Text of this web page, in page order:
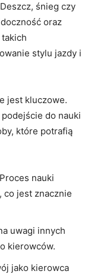
Deszcz, śnieg czy
oraz
stylu jazdy i
jest kluczowe.
do nauki
które potrafią
Proces nauki
co jest znacznie
uwagi innych
kierowców.
jako kierowca